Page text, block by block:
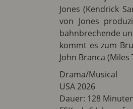
Jones (Kendrick
von Jones
bahnbrechende
kommt es zum
John Branca
Drama/Musical
USA 2026
Dauer: 128